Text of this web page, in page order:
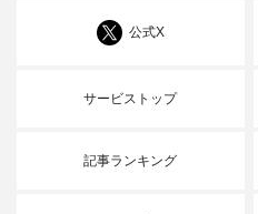
公式X
サービストップ
記事ランキング